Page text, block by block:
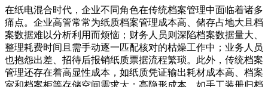
在纸电混合时代，企业不同角色在传统档案管理中面临着诸多
痛点。企业高管常常为纸质档案管理成本高、储存占地大且档
案数据难以分析利用而烦恼；财务人员则深陷档案数据量大、
整理耗费时间且需手动逐一匹配核对的枯燥工作中；业务人员
也抱怨出差、招待后报销纸质票据流程繁琐。此外，传统档案
管理还存在着高显性成本，如纸质凭证输出耗材成本高、档案
室和档案柜等存储空间需求大；高隐形成本，如手工装册归档